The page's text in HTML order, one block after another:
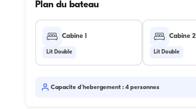
Plan du bateau
Cabine 1
Lit Double
Cabine 2
Lit Double
Capacite d'hebergement : 4 personnes